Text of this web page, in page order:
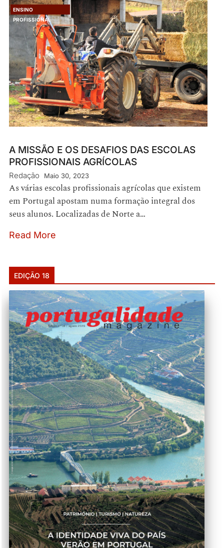
ENSINO
PROFISSIONAL
A MISSÃO E OS DESAFIOS DAS ESCOLAS
PROFISSIONAIS AGRÍCOLAS
Redação Maio 30, 2023
As várias escolas profissionais agrícolas que existem
em Portugal apostam numa formação integral dos
seus alunos. Localizadas de Norte a…
Read More
EDIÇÃO 18